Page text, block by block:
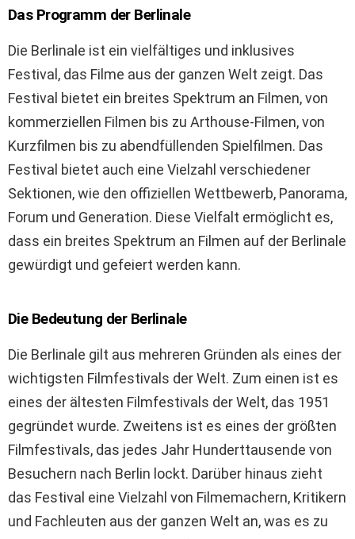
Das Programm der Berlinale
Die Berlinale ist ein vielfältiges und inklusives
Festival, das Filme aus der ganzen Welt zeigt. Das
Festival bietet ein breites Spektrum an Filmen, von
kommerziellen Filmen bis zu Arthouse-Filmen, von
Kurzfilmen bis zu abendfüllenden Spielfilmen. Das
Festival bietet auch eine Vielzahl verschiedener
Sektionen, wie den offiziellen Wettbewerb, Panorama,
Forum und Generation. Diese Vielfalt ermöglicht es,
dass ein breites Spektrum an Filmen auf der Berlinale
gewürdigt und gefeiert werden kann.
Die Bedeutung der Berlinale
Die Berlinale gilt aus mehreren Gründen als eines der
wichtigsten Filmfestivals der Welt. Zum einen ist es
eines der ältesten Filmfestivals der Welt, das 1951
gegründet wurde. Zweitens ist es eines der größten
Filmfestivals, das jedes Jahr Hunderttausende von
Besuchern nach Berlin lockt. Darüber hinaus zieht
das Festival eine Vielzahl von Filmemachern, Kritikern
und Fachleuten aus der ganzen Welt an, was es zu